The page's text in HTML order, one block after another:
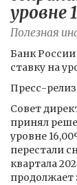
уровне
Полезная
Банк
ставку на
Пресс-
Совет
принял
уровне
перестали
квартала
продолжает